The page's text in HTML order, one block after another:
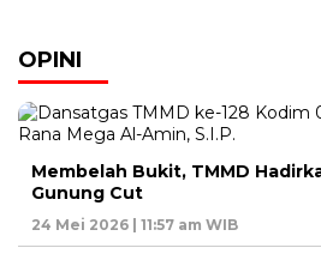
OPINI
Membelah Bukit, TMMD
Gunung Cut
24 Mei 2026 | 11:57 am WIB